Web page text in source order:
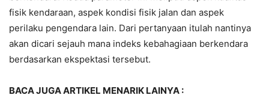
fisik kendaraan, aspek kondisi fisik jalan dan aspek
perilaku pengendara lain. Dari pertanyaan itulah nantinya
akan dicari sejauh mana indeks kebahagiaan berkendara
berdasarkan ekspektasi tersebut.
BACA JUGA ARTIKEL MENARIK LAINYA :